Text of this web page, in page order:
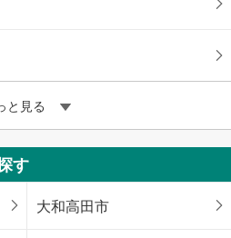
と見る
す
大和高田市